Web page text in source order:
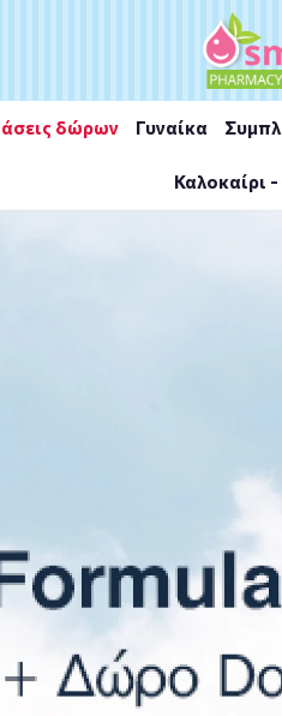
δώρων Γυναίκα
Καλοκαίρι
Cookies&Cream 525 gr